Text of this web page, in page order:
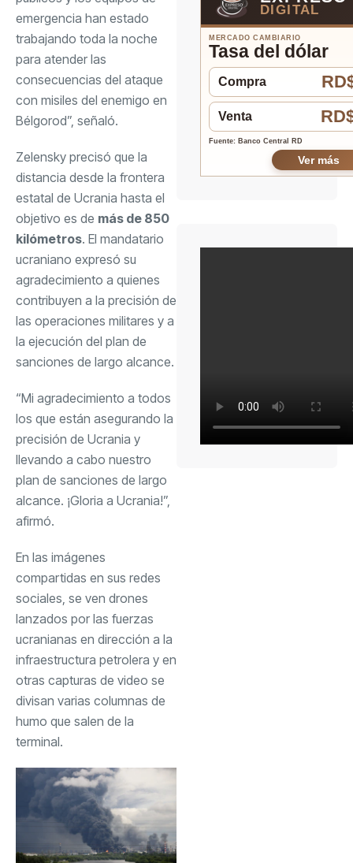
emergencia han estado
trabajando toda la noche
para atender las
consecuencias del ataque
con misiles del enemigo en
Bélgorod”, señaló.
Zelensky precisó que la
distancia desde la frontera
estatal de Ucrania hasta el
objetivo es de más de 850
kilómetros. El mandatario
ucraniano expresó su
agradecimiento a quienes
contribuyen a la precisión de
las operaciones militares y a
la ejecución del plan de
sanciones de largo alcance.
“Mi agradecimiento a todos
los que están asegurando la
precisión de Ucrania y
llevando a cabo nuestro
plan de sanciones de largo
alcance. ¡Gloria a Ucrania!”,
afirmó.
En las imágenes
compartidas en sus redes
sociales, se ven drones
lanzados por las fuerzas
ucranianas en dirección a la
infraestructura petrolera y en
otras capturas de video se
divisan varias columnas de
humo que salen de la
terminal.
DIGITAL
MERCADO CAMBIARIO
Tasa del dólar
Compra
Venta
Fuente: Banco Central RD
Ver más